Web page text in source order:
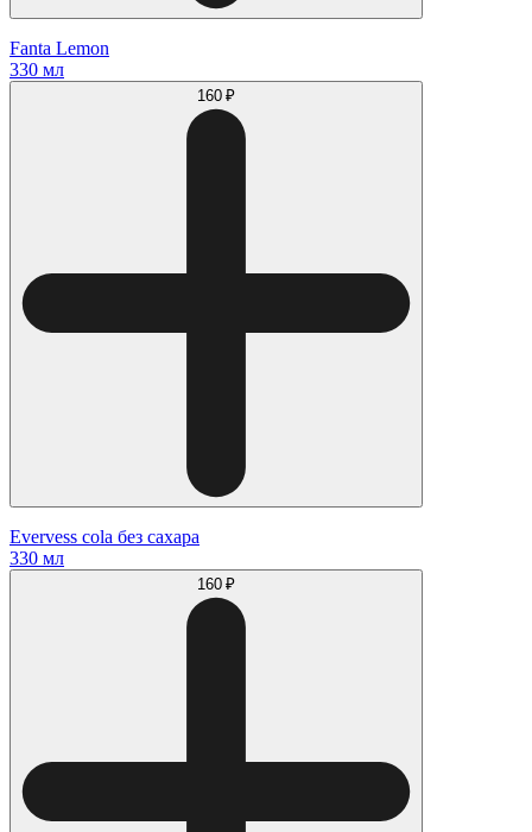
Fanta Lemon
330 мл
160 ₽
Evervess cola без сахара
330 мл
160 ₽